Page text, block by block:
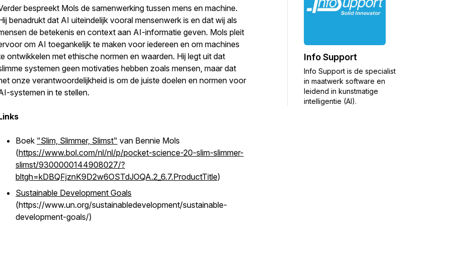
bespreekt Mols de samenwerking tussen mens en machine.
benadrukt dat AI uiteindelijk vooral mensenwerk is en dat wij als
de betekenis en context aan AI-informatie geven. Mols pleit
om AI toegankelijk te maken voor iedereen en om machines
ontwikkelen met ethische normen en waarden. Hij legt uit dat
systemen geen motivaties hebben zoals mensen, maar dat
onze verantwoordelijkheid is om de juiste doelen en normen voor
systemen in te stellen.
Boek "Slim, Slimmer, Slimst" van Bennie Mols
(https://www.bol.com/nl/nl/p/pocket-science-20-slim-slimmer-
slimst/9300000144908027/?
bltgh=kDBQFjznK9D2w6OSTdJOQA.2_6.7.ProductTitle)
Sustainable Development Goals
(https://www.un.org/sustainabledevelopment/sustainable-
development-goals/)
Info Support
Info Support is de specialist
in maatwerk software en
leidend in kunstmatige
intelligentie (AI).